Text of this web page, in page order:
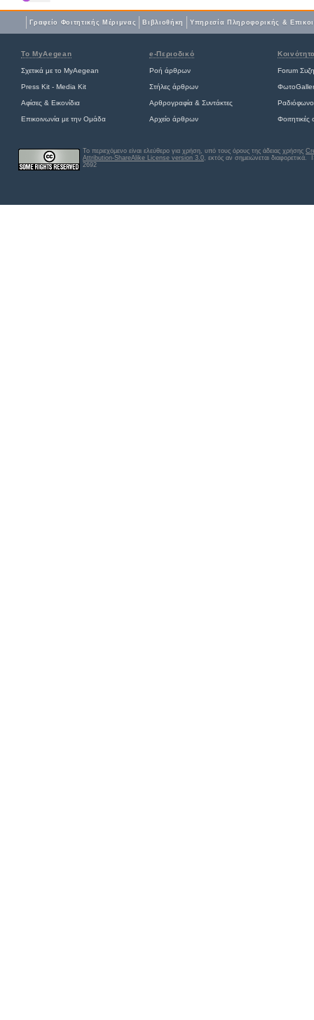
Γραφείο Φοιτητικής Μέριμνας Βιβλιοθήκη Yπηρεσία Πληροφορικής &
Το MyAegean e-Περιοδικό
Σχετικά με το MyAegean Ροή άρθρων Forum
Press Kit - Media Kit Στήλες άρθρων
Αφίσες & Εικονίδια Αρθρογραφία & Συντάκτες Ραδιόφωνο
Επικοινωνία με την Ομάδα Αρχείο άρθρων
Το περιεχόμενο είναι ελεύθερο για χρήση, υπό τους όρους της άδειας χρήσης
Attribution-ShareAlike License version 3.0, εκτός αν σημειώνεται διαφορετικά.
2692